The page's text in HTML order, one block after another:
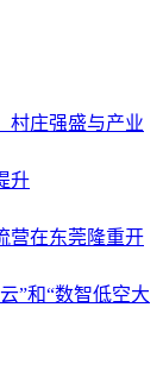
村庄强盛与产业
升
营在东莞隆重开
”和“数智低空大